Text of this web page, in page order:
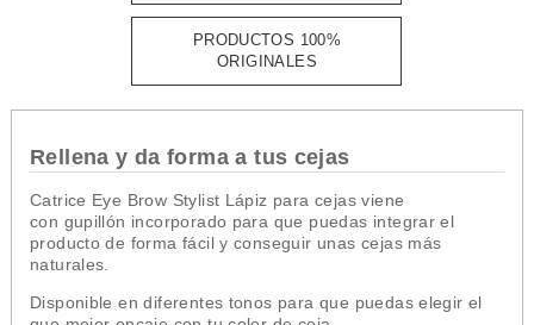
PRODUCTOS 100%
ORIGINALES
Rellena y da forma a tus cejas
Catrice Eye Brow Stylist Lápiz para cejas viene
con gupillón incorporado para que puedas integrar el
producto de forma fácil y conseguir unas cejas más
naturales.
Disponible en diferentes tonos para que puedas elegir el